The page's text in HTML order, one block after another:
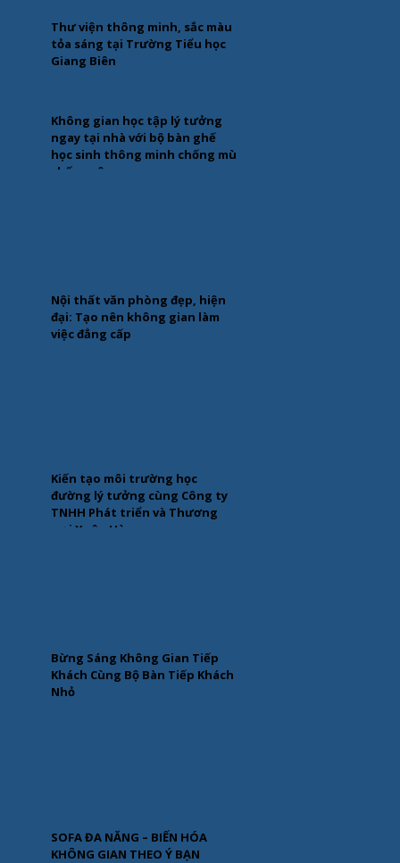
Thư viện thông minh, sắc màu
tỏa sáng tại Trường Tiểu học
Giang Biên
Không gian học tập lý tưởng
ngay tại nhà với bộ bàn ghế
học sinh thông minh chống mù
chống cận
Nội thất văn phòng đẹp, hiện
đại: Tạo nên không gian làm
việc đẳng cấp
Kiến tạo môi trường học
đường lý tưởng cùng Công ty
TNHH Phát triển và Thương
mại Xuân Hòa
Bừng Sáng Không Gian Tiếp
Khách Cùng Bộ Bàn Tiếp Khách
Nhỏ
SOFA ĐA NĂNG – BIẾN HÓA
KHÔNG GIAN THEO Ý BẠN